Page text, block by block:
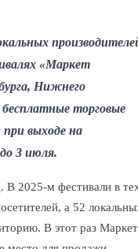
«Маркет
Нижнего
торговые
выходе на
3 июля.
В 2025-м фестивали в
а 52
В этот раз Маркет